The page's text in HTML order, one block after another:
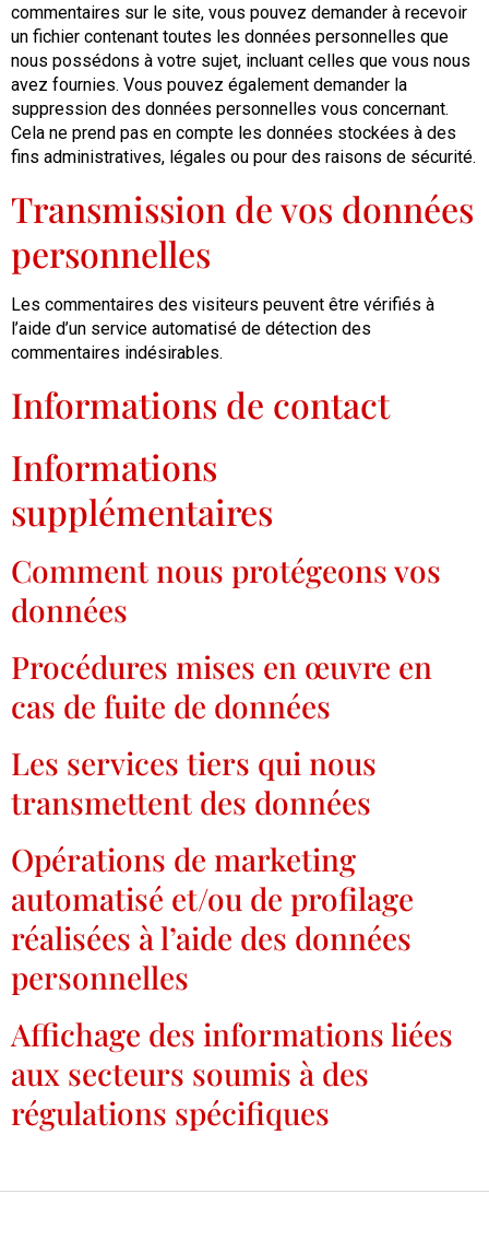
commentaires sur le site, vous pouvez demander à recevoir
un fichier contenant toutes les données personnelles que
nous possédons à votre sujet, incluant celles que vous nous
avez fournies. Vous pouvez également demander la
suppression des données personnelles vous concernant.
Cela ne prend pas en compte les données stockées à des
fins administratives, légales ou pour des raisons de sécurité.
Transmission de vos données
personnelles
Les commentaires des visiteurs peuvent être vérifiés à
l’aide d’un service automatisé de détection des
commentaires indésirables.
Informations de contact
Informations
supplémentaires
Comment nous protégeons vos
données
Procédures mises en œuvre en
cas de fuite de données
Les services tiers qui nous
transmettent des données
Opérations de marketing
automatisé et/ou de profilage
réalisées à l’aide des données
personnelles
Affichage des informations liées
aux secteurs soumis à des
régulations spécifiques